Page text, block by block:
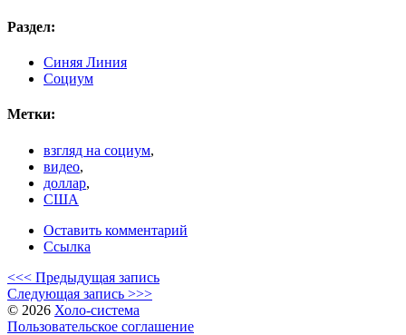
Раздел:
Синяя Линия
Социум
Метки:
взгляд на социум,
видео,
доллар,
США
Оставить комментарий
Ссылка
<<< Предыдущая запись
Следующая запись >>>
© 2026 Холо-система
Пользовательское соглашение